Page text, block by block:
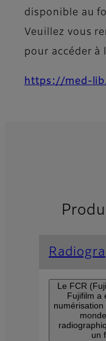
disponible au
Veuillez vous
pour accéder à
https://med-
Le FCR
Fujifilm a
numérisation
un